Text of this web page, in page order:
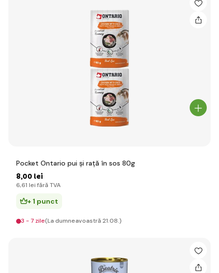
Pocket Ontario pui și rață în sos 80g
8,00 lei
6,61 lei fără TVA
+ 1 punct
3 - 7 zile(La dumneavoastră 21.08.)